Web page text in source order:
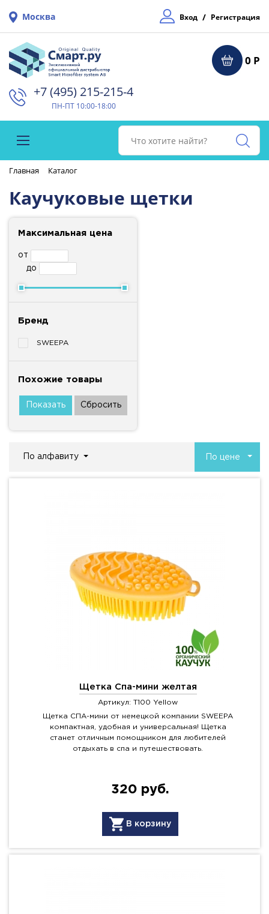
Москва Вход / Регистрация
0 Р
+7 (495) 215-215-4⁠
ПН-ПТ 10:00-18:00
Главная Каталог
Каучуковые щетки
Максимальная цена
от
до
Бренд
SWEEPA
Похожие товары
По алфавиту По цене
Щетка Спа-мини желтая
Артикул: T100 Yellow
Щетка СПА-мини от немецкой компании SWEEPA
компактная, удобная и универсальная! Щетка
станет отличным помощником для любителей
отдыхать в спа и путешествовать.
320 руб.
В корзину